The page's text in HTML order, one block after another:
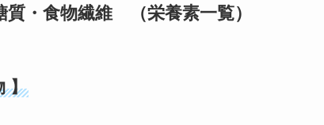
質 ・食物繊維 （栄養素一覧）
】